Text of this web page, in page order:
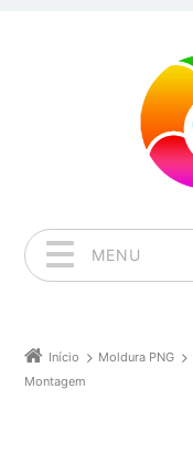
MENU
Início Moldura PNG
Montagem